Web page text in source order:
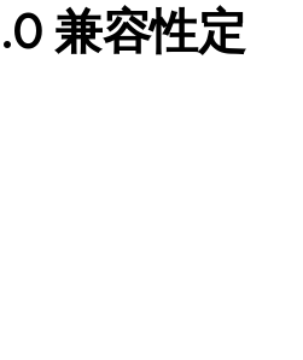
.0 兼容性定